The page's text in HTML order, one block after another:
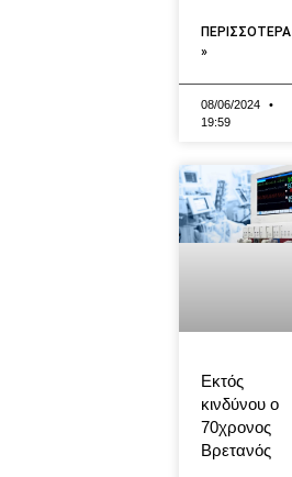
ΠΕΡΙΣΣΟΤΕΡΑ
»
08/06/2024
19:59
Εκτός
κινδύνου ο
70χρονος
Βρετανός